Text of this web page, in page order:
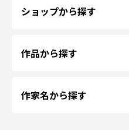
ショップから探す
作品から探す
作家名から探す